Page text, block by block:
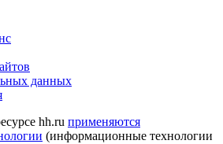
данных
hh.ru применяются
(информационные технологии